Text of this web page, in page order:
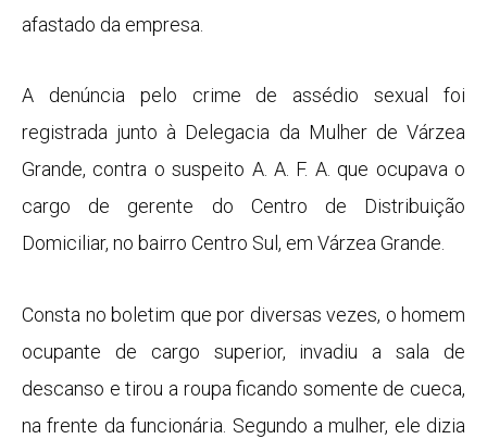
afastado da empresa.
A denúncia pelo crime de assédio sexual foi
registrada junto à Delegacia da Mulher de Várzea
Grande, contra o suspeito A. A. F. A. que ocupava o
cargo de gerente do Centro de Distribuição
Domiciliar, no bairro Centro Sul, em Várzea Grande.
Consta no boletim que por diversas vezes, o homem
ocupante de cargo superior, invadiu a sala de
descanso e tirou a roupa ficando somente de cueca,
na frente da funcionária. Segundo a mulher, ele dizia